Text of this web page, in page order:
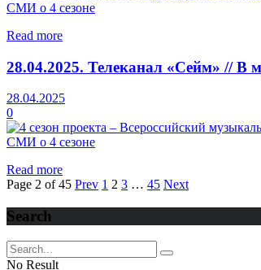
СМИ о 4 сезоне
Read more
28.04.2025. Телеканал «Сейм» // В
28.04.2025
0
СМИ о 4 сезоне
Read more
Page 2 of 45 Prev 1 2 3 … 45 Next
Search
No Result